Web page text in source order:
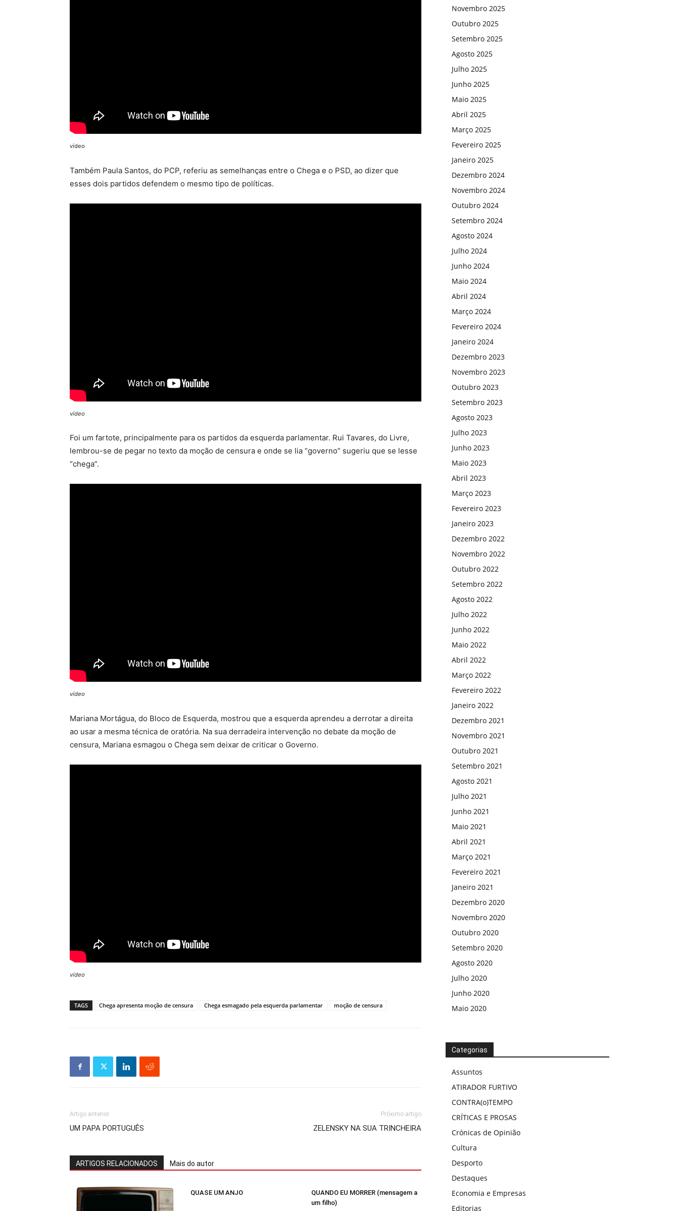
vídeo
Também Paula Santos, do PCP, referiu as semelhanças entre o Chega e o PSD, ao dizer que
esses dois partidos defendem o mesmo tipo de políticas.
vídeo
Foi um fartote, principalmente para os partidos da esquerda parlamentar. Rui Tavares, do Livre,
lembrou-se de pegar no texto da moção de censura e onde se lia “governo” sugeriu que se lesse
“chega”.
vídeo
Mariana Mortágua, do Bloco de Esquerda, mostrou que a esquerda aprendeu a derrotar a direita
ao usar a mesma técnica de oratória. Na sua derradeira intervenção no debate da moção de
censura, Mariana esmagou o Chega sem deixar de criticar o Governo.
vídeo
TAGS Chega apresenta moção de censura Chega esmagado pela esquerda parlamentar moção de censura
Artigo anterior
UM PAPA PORTUGUÊS
Próximo artigo
ZELENSKY NA SUA TRINCHEIRA
ARTIGOS RELACIONADOS Mais do autor
QUASE UM ANJO
QUANDO EU MORRER (mensagem a
um filho)
Novembro 2025
Outubro 2025
Setembro 2025
Agosto 2025
Julho 2025
Junho 2025
Maio 2025
Abril 2025
Março 2025
Fevereiro 2025
Janeiro 2025
Dezembro 2024
Novembro 2024
Outubro 2024
Setembro 2024
Agosto 2024
Julho 2024
Junho 2024
Maio 2024
Abril 2024
Março 2024
Fevereiro 2024
Janeiro 2024
Dezembro 2023
Novembro 2023
Outubro 2023
Setembro 2023
Agosto 2023
Julho 2023
Junho 2023
Maio 2023
Abril 2023
Março 2023
Fevereiro 2023
Janeiro 2023
Dezembro 2022
Novembro 2022
Outubro 2022
Setembro 2022
Agosto 2022
Julho 2022
Junho 2022
Maio 2022
Abril 2022
Março 2022
Fevereiro 2022
Janeiro 2022
Dezembro 2021
Novembro 2021
Outubro 2021
Setembro 2021
Agosto 2021
Julho 2021
Junho 2021
Maio 2021
Abril 2021
Março 2021
Fevereiro 2021
Janeiro 2021
Dezembro 2020
Novembro 2020
Outubro 2020
Setembro 2020
Agosto 2020
Julho 2020
Junho 2020
Maio 2020
Categorias
Assuntos
ATIRADOR FURTIVO
CONTRA(o)TEMPO
CRÍTICAS E PROSAS
Crónicas de Opinião
Cultura
Desporto
Destaques
Economia e Empresas
Editorias